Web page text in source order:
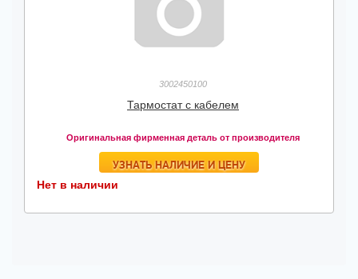
3002450100
Тармостат с кабелем
Оригинальная фирменная деталь от производителя
УЗНАТЬ НАЛИЧИЕ И ЦЕНУ
Нет в наличии